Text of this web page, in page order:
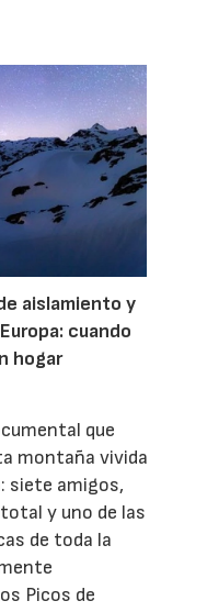
aislamiento y
cuando
hogar
que
montaña vivida
siete amigos,
y uno de las
de toda la
Picos de